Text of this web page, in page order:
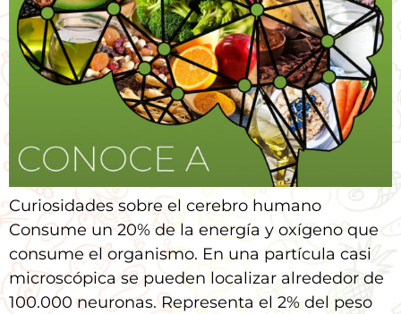
Curiosidades sobre el cerebro humano
Consume un 20% de la energía y oxígeno que
consume el organismo. En una partícula casi
microscópica se pueden localizar alrededor de
100.000 neuronas. Representa el 2% del peso